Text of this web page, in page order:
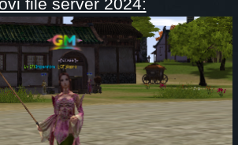
file server 2024: